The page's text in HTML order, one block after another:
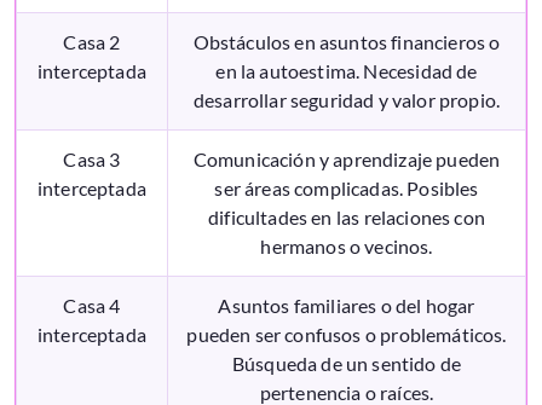
Casa 2
interceptada
Obstáculos en asuntos financieros o
en la autoestima. Necesidad de
desarrollar seguridad y valor propio.
Casa 3
interceptada
Comunicación y aprendizaje pueden
ser áreas complicadas. Posibles
dificultades en las relaciones con
hermanos o vecinos.
Casa 4
interceptada
Asuntos familiares o del hogar
pueden ser confusos o problemáticos.
Búsqueda de un sentido de
pertenencia o raíces.